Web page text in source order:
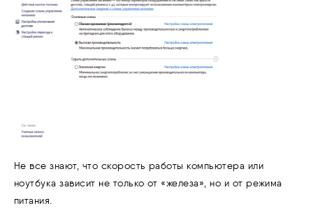
Не все знают, что скорость работы компьютера или
ноутбука зависит не только от «железа», но и от режима
питания.